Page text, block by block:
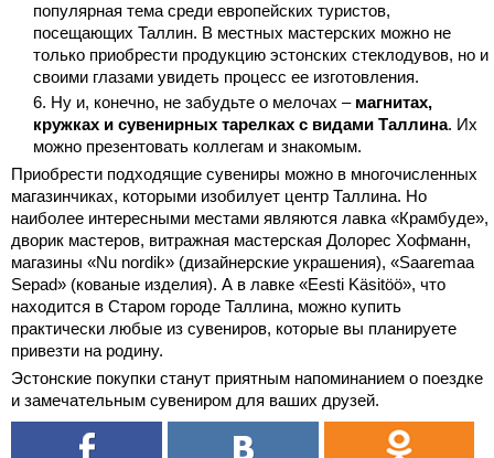
популярная тема среди европейских туристов,
посещающих Таллин. В местных мастерских можно не
только приобрести продукцию эстонских стеклодувов, но и
своими глазами увидеть процесс ее изготовления.
Ну и, конечно, не забудьте о мелочах – магнитах,
кружках и сувенирных тарелках с видами Таллина. Их
можно презентовать коллегам и знакомым.
Приобрести подходящие сувениры можно в многочисленных
магазинчиках, которыми изобилует центр Таллина. Но
наиболее интересными местами являются лавка «Крамбуде»,
дворик мастеров, витражная мастерская Долорес Хофманн,
магазины «Nu nordik» (дизайнерские украшения), «Saaremaa
Sepad» (кованые изделия). А в лавке «Eesti Käsitöö», что
находится в Старом городе Таллина, можно купить
практически любые из сувениров, которые вы планируете
привезти на родину.
Эстонские покупки станут приятным напоминанием о поездке
и замечательным сувениром для ваших друзей.